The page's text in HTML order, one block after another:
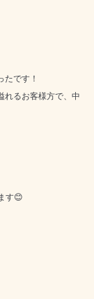
です！
れるお客様方で、中
す😊